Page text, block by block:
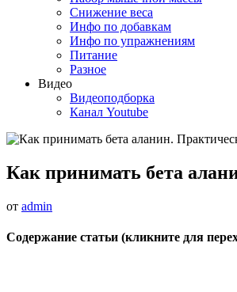
Снижение веса
Инфо по добавкам
Инфо по упражнениям
Питание
Разное
Видео
Видеоподборка
Канал Youtube
Как принимать бета
от admin
Содержание статьи (кликните для